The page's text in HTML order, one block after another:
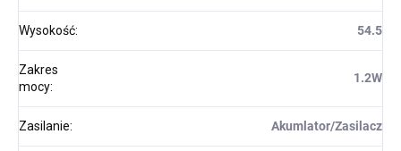
Wysokość: 54.5
Zakres
mocy:
1.2W
Zasilanie: Akumlator/Zasilacz